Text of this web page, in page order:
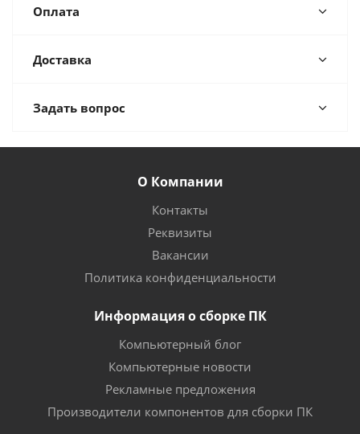
Оплата
Доставка
Задать вопрос
О Компании
Контакты
Реквизиты
Вакансии
Политика конфиденциальности
Информация о сборке ПК
Компьютерный блог
Компьютерные новости
Рекламные предложения
Производители компонентов для сборки ПК